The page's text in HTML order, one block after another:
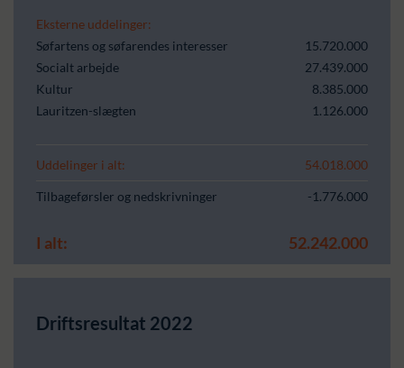
Eksterne uddelinger:
Søfartens og søfarendes interesser
15.720.000
Socialt arbejde
27.439.000
Kultur
8.385.000
Lauritzen-slægten
1.126.000
Uddelinger i alt: 54.018.000
Tilbageførsler og nedskrivninger -1.776.000
I alt: 52.242.000
Driftsresultat 2022